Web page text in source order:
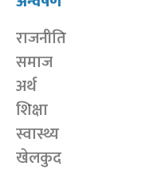
राजनीति
समाज
अर्थ
शिक्षा
स्वास्थ्य
खेलकुद